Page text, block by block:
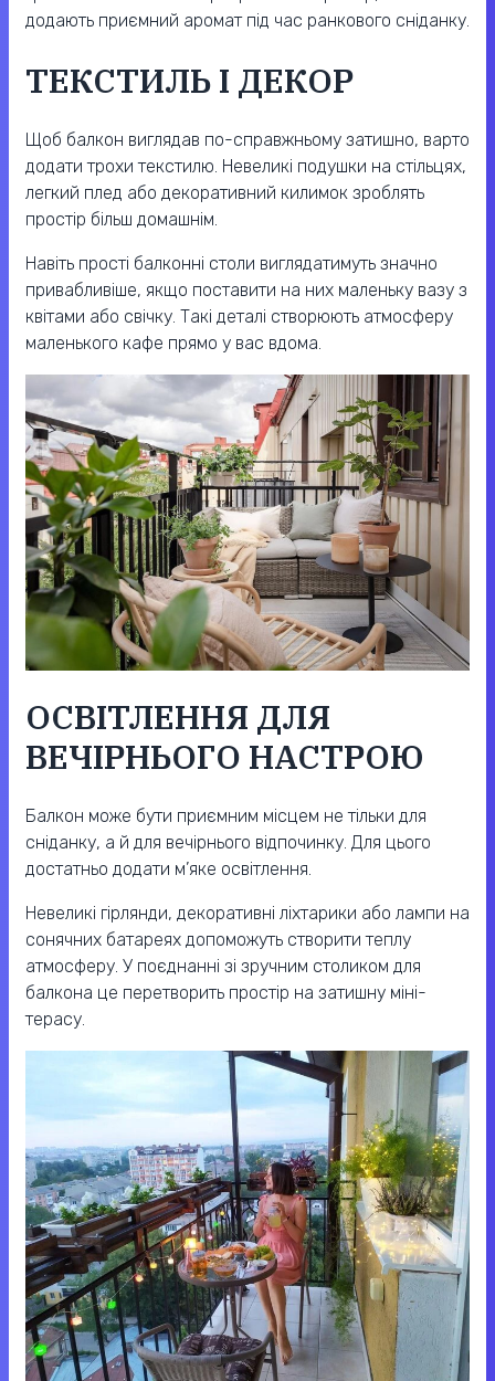
додають приємний аромат під час ранкового сніданку.
ТЕКСТИЛЬ І ДЕКОР
Щоб балкон виглядав по-справжньому затишно, варто
додати трохи текстилю. Невеликі подушки на стільцях,
легкий плед або декоративний килимок зроблять
простір більш домашнім.
Навіть прості балконні столи виглядатимуть значно
привабливіше, якщо поставити на них маленьку вазу з
квітами або свічку. Такі деталі створюють атмосферу
маленького кафе прямо у вас вдома.
ОСВІТЛЕННЯ ДЛЯ
ВЕЧІРНЬОГО НАСТРОЮ
Балкон може бути приємним місцем не тільки для
сніданку, а й для вечірнього відпочинку. Для цього
достатньо додати м’яке освітлення.
Невеликі гірлянди, декоративні ліхтарики або лампи на
сонячних батареях допоможуть створити теплу
атмосферу. У поєднанні зі зручним столиком для
балкона це перетворить простір на затишну міні-
терасу.